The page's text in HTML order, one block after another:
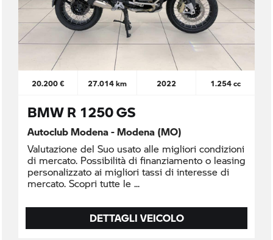
20.200 € 27.014 km 2022 1.254 cc
BMW R 1250 GS
Autoclub Modena - Modena (MO)
Valutazione del Suo usato alle migliori condizioni
di mercato. Possibilità di finanziamento o leasing
personalizzato ai migliori tassi di interesse di
mercato. Scopri tutte le
DETTAGLI VEICOLO